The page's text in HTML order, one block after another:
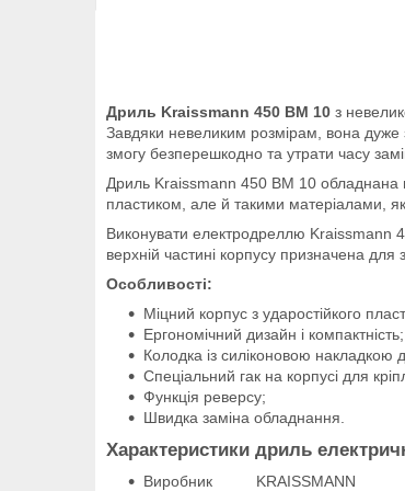
Дриль Kraissmann 450 BM 10 з
Завдяки невеликим розмірам, вона
змогу безперешкодно та утрати часу
Дриль Kraissmann 450 BM 10 обладнана
пластиком, але й такими матеріалами,
Виконувати електродреллю Kraissmann
верхній частині корпусу призначена
Особливості:
Міцний корпус з ударостійкого
Ергономічний дизайн і компактність;
Колодка із силіконовою накладкою
Спеціальний гак на корпусі для
Функція реверсу;
Швидка заміна обладнання.
Характеристики дриль
Виробник KRAISSMANN